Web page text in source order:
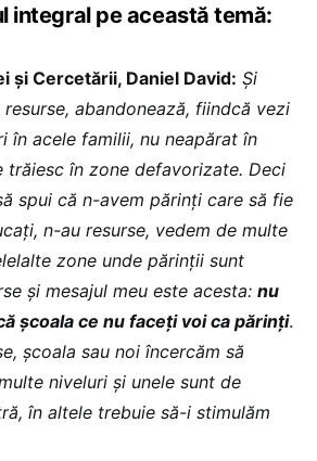
integral pe această temă:
și Cercetării, Daniel David: Și
abandonează, fiindcă vezi
în acele familii, nu neapărat în
trăiesc în zone defavorizate. Deci
spui că n-avem părinți care să fie
n-au resurse, vedem de multe
zone unde părinții sunt
și mesajul meu este acesta: nu
școala ce nu faceți voi ca părinți.
școala sau noi încercăm să
niveluri și unele sunt de
în altele trebuie să-i stimulăm